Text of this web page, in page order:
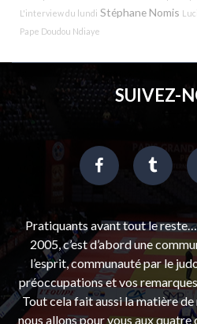
L'interview du lundi Stéphane Nomis
Pape Doudou Ndiaye
SUIVEZ-
Pratiquants avant tout le
2005, c’est d’abord une
l’esprit, communauté par le
préoccupations et vos
Tout cela fait aussi la matière
nous allons pour vous aux